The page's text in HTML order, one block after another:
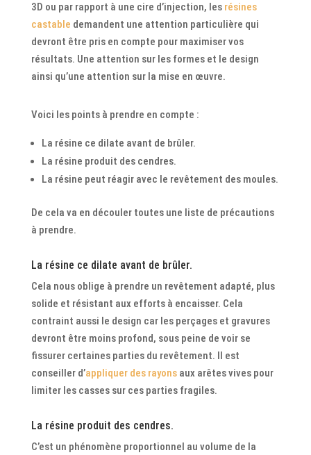
3D ou par rapport à une cire d’injection, les résines
castable demandent une attention particulière qui
devront être pris en compte pour maximiser vos
résultats. Une attention sur les formes et le design
ainsi qu’une attention sur la mise en œuvre.
Voici les points à prendre en compte :
La résine ce dilate avant de brûler.
La résine produit des cendres.
La résine peut réagir avec le revêtement des moules.
De cela va en découler toutes une liste de précautions
à prendre.
La résine ce dilate avant de brûler.
Cela nous oblige à prendre un revêtement adapté, plus
solide et résistant aux efforts à encaisser. Cela
contraint aussi le design car les perçages et gravures
devront être moins profond, sous peine de voir se
fissurer certaines parties du revêtement. Il est
conseiller d’appliquer des rayonsaux arêtes vives pour
limiter les casses sur ces parties fragiles.
La résine produit des cendres.
C’est un phénomène proportionnel au volume de la